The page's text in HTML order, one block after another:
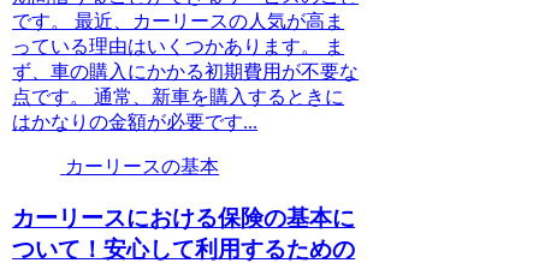
です。 最近、カーリースの人気が高ま
っている理由はいくつかあります。 ま
ず、車の購入にかかる初期費用が不要な
点です。 通常、新車を購入するときに
はかなりの金額が必要です...
カーリースの基本
カーリースにおける保険の基本に
ついて！安心して利用するための